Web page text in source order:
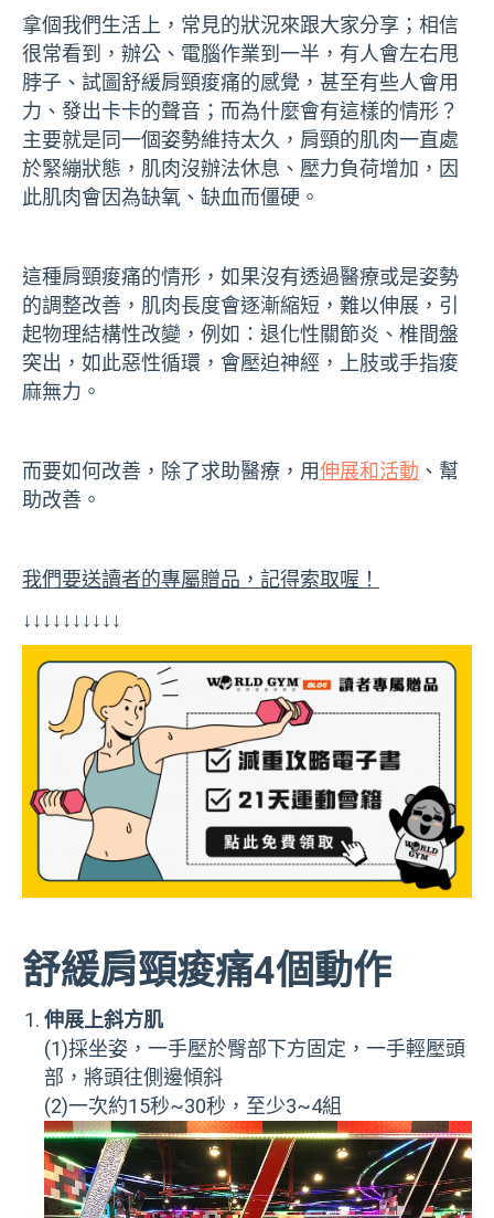
拿個我們生活上，常見的狀況來跟大家分享；相信
很常看到，辦公、電腦作業到一半，有人會左右甩
脖子、試圖舒緩肩頸痠痛的感覺，甚至有些人會用
力、發出卡卡的聲音；而為什麼會有這樣的情形？
主要就是同一個姿勢維持太久，肩頸的肌肉一直處
於緊繃狀態，肌肉沒辦法休息、壓力負荷增加，因
此肌肉會因為缺氧、缺血而僵硬。
這種肩頸痠痛的情形，如果沒有透過醫療或是姿勢
的調整改善，肌肉長度會逐漸縮短，難以伸展，引
起物理結構性改變，例如：退化性關節炎、椎間盤
突出，如此惡性循環，會壓迫神經，上肢或手指痠
麻無力。
而要如何改善，除了求助醫療，用伸展和活動 、幫
助改善。
我們要送讀者的專屬贈品，記得索取喔！
↓↓↓↓↓↓↓↓↓↓
舒緩肩頸痠痛4個動作
伸展上斜方肌
(1)採坐姿，一手壓於臀部下方固定，一手輕壓頭
部，將頭往側邊傾斜
(2)一次約15秒~30秒，至少3~4組